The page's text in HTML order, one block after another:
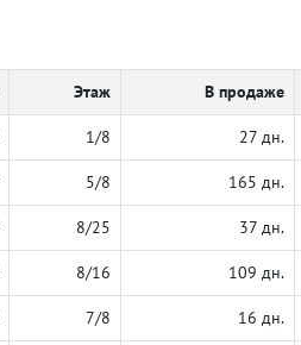
Этаж В продаже
1/8 27 дн.
5/8 165 дн.
8/25 37 дн.
8/16 109 дн.
7/8 16 дн.